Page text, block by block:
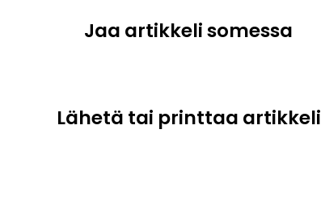
Jaa artikkeli somessa
Lähetä tai printtaa artikkeli